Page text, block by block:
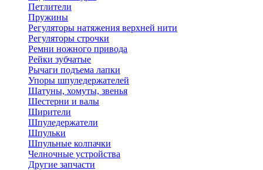
Петлители
Пружины
Регуляторы натяжения верхней нити
Регуляторы строчки
Ремни ножного привода
Рейки зубчатые
Рычаги подъема лапки
Упоры шпуледержателей
Шатуны, хомуты, звенья
Шестерни и валы
Ширители
Шпуледержатели
Шпульки
Шпульные колпачки
Челночные устройства
Другие запчасти